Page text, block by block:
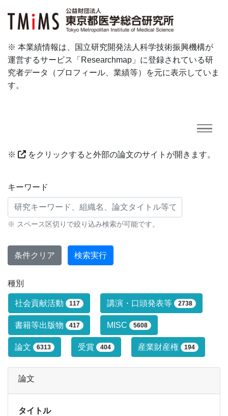
※ 本業績情報は、国立研究開発法人科学技術振興機構が
運営するサービス「Researchmap」に登録されている研
究者データ（プロフィール、業績等）を元に表示していま
す。
※ をクリックすると外部の論文のサイトが開きます。
研究業績に対する検索条件
キーワード
※ スペース区切りで絞り込み検索が可能です。
条件クリア 検索実行
種別
研究業績タイプによる絞り込み条件で
社会貢献活動 117 講演・口頭発表等 2738
書籍等出版物 417 MISC 5608
論文 6313 受賞 404 産業財産権 194
論文
タイトル